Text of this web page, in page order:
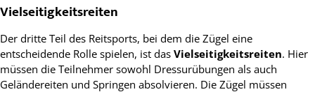
Vielseitigkeitsreiten
Der dritte Teil des Reitsports, bei dem die Zügel eine
entscheidende Rolle spielen, ist das Vielseitigkeitsreiten. Hier
müssen die Teilnehmer sowohl Dressurübungen als auch
Geländereiten und Springen absolvieren. Die Zügel müssen